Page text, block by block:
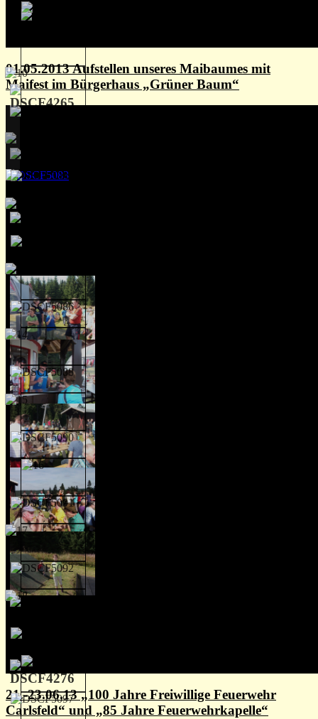
01.05.2013 Aufstellen unseres Maibaumes mit
Maifest im Bürgerhaus „Grüner Baum“
21.-23.06.13 „100 Jahre Freiwillige Feuerwehr
Carlsfeld“ und „85 Jahre Feuerwehrkapelle“